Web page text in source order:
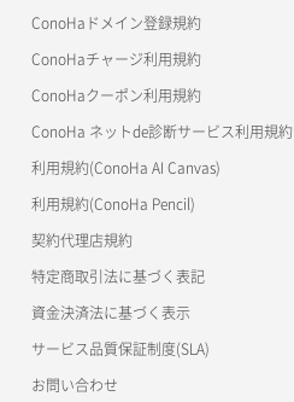
美雲このは徹底ガイド
ConoHaドメイン登録規約
ConoHaチャージ利用規約
ConoHaクーポン利用規約
ConoHa ネットde診断サービス利用規約
利用規約(ConoHa AI Canvas)
利用規約(ConoHa Pencil)
契約代理店規約
特定商取引法に基づく表記
資金決済法に基づく表示
サービス品質保証制度(SLA)
お問い合わせ